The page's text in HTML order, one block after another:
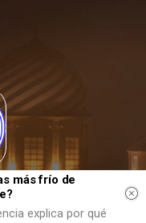
de compromiso en el
más frío de
explica por qué